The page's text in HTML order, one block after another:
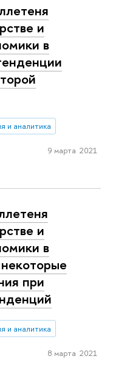
и
в
и аналитика
9 марта 2021
и
в
при
и аналитика
8 марта 2021